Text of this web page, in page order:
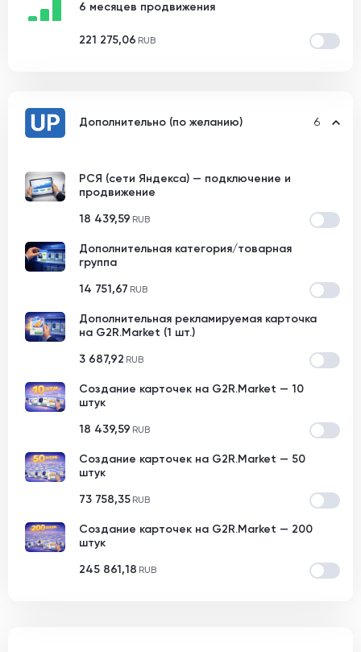
6 месяцев продвижения
221 275,06 RUB
Дополнительно (по желанию) 6
РСЯ (сети Яндекса) — подключение и
продвижение
18 439,59 RUB
Дополнительная категория/товарная
группа
14 751,67 RUB
Дополнительная рекламируемая карточка
на G2R.Market (1 шт.)
3 687,92 RUB
Создание карточек на G2R.Market — 10
штук
18 439,59 RUB
Создание карточек на G2R.Market — 50
штук
73 758,35 RUB
Создание карточек на G2R.Market — 200
штук
245 861,18 RUB